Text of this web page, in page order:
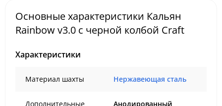
Основные характеристики Кальян
Rainbow v3.0 с черной колбой Craft
Характеристики
Материал шахты Нержавеющая сталь
Дополнительные Анодированный